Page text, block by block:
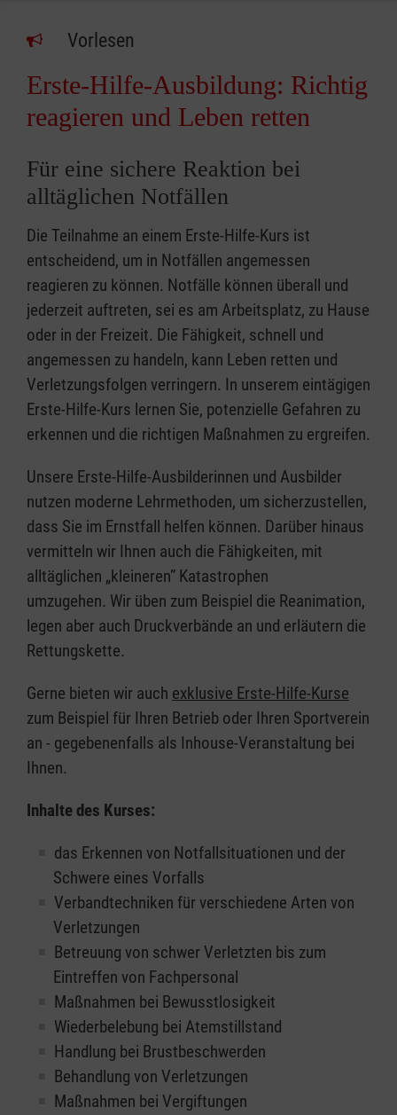
Vorlesen
Erste-Hilfe-Ausbildung: Richtig
reagieren und Leben retten
Für eine sichere Reaktion bei
alltäglichen Notfällen
Die Teilnahme an einem Erste-Hilfe-Kurs ist
entscheidend, um in Notfällen angemessen
reagieren zu können. Notfälle können überall und
jederzeit auftreten, sei es am Arbeitsplatz, zu Hause
oder in der Freizeit. Die Fähigkeit, schnell und
angemessen zu handeln, kann Leben retten und
Verletzungsfolgen verringern. In unserem eintägigen
Erste-Hilfe-Kurs lernen Sie, potenzielle Gefahren zu
erkennen und die richtigen Maßnahmen zu ergreifen.
Unsere Erste-Hilfe-Ausbilderinnen und Ausbilder
nutzen moderne Lehrmethoden, um sicherzustellen,
dass Sie im Ernstfall helfen können. Darüber hinaus
vermitteln wir Ihnen auch die Fähigkeiten, mit
alltäglichen „kleineren” Katastrophen
umzugehen. Wir üben zum Beispiel die Reanimation,
legen aber auch Druckverbände an und erläutern die
Rettungskette.
Gerne bieten wir auch exklusive Erste-Hilfe-Kurse
zum Beispiel für Ihren Betrieb oder Ihren Sportverein
an - gegebenenfalls als Inhouse-Veranstaltung bei
Ihnen.
Inhalte des Kurses:
das Erkennen von Notfallsituationen und der
Schwere eines Vorfalls
Verbandtechniken für verschiedene Arten von
Verletzungen
Betreuung von schwer Verletzten bis zum
Eintreffen von Fachpersonal
Maßnahmen bei Bewusstlosigkeit
Wiederbelebung bei Atemstillstand
Handlung bei Brustbeschwerden
Behandlung von Verletzungen
Maßnahmen bei Vergiftungen